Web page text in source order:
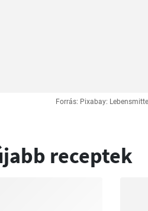
Forrás: Pixabay:
receptek